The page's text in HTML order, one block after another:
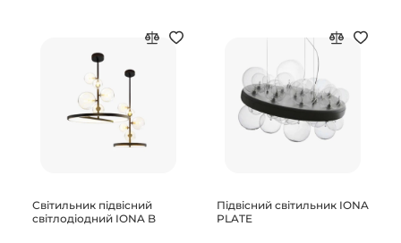
Світильник підвісний
світлодіодний IONA B
Підвісний світильник IONA
PLATE